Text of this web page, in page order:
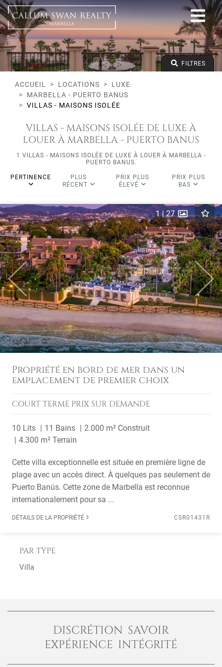
Luxe
Marbella - Puerto Banus
Toutes les zones
Villas - Maisons Isolée
Prix à partir de
Prix jusqu'à
Lits minimums FILTRES
ACCUEIL LOCATIONS
LUXE
MARBELLA - PUERTO BANUS
VILLAS - MAISONS ISOLÉE
VILLAS - MAISONS ISOLÉE DE LUXE À
LOUER À MARBELLA - PUERTO BANUS
1 VILLAS - MAISONS ISOLÉE DE LUXE À LOUER À MARBELLA -
PUERTO BANUS.
PERTINENCE
PLUS
RÉCENT
PRIX PLUS
ÉLEVÉ
PRIX PLUS
BAS
Previous Next
1|27
Propriété en bord de mer dans un
emplacement de premier choix
COURT TERME PRIX SUR DEMANDE
10 Lits 11 Bains
2.000 m² Construit
4.300 m² Terrain
Cette villa exceptionnelle est située en première ligne de
plage avec un accès direct. À quelques pas seulement de
Puerto Banús. Cette zone de Marbella est reconnue
internationalement pour sa ...
DÉTAILS DE LA PROPRIÉTÉ CSR01431R
PAR TYPE
Villa
DISCRÉTION SAVOIR
EXPÉRIENCE INTÉGRITÉ